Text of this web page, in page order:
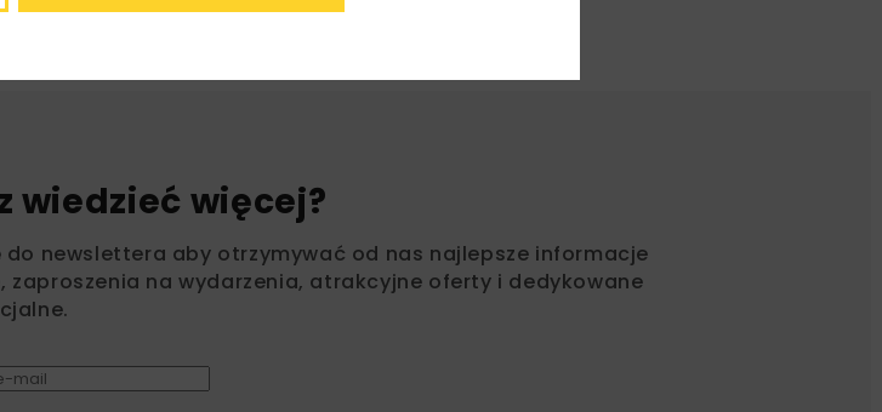
wiedzieć więcej?
do newslettera aby otrzymywać od nas najlepsze informacje
zaproszenia na wydarzenia, atrakcyjne oferty i dedykowane